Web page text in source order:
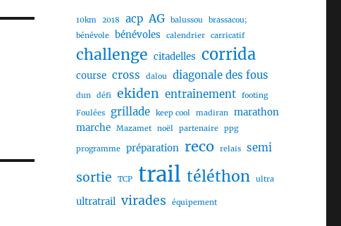
10km 2018 acp AG balussou
brassacou;
bénévole
bénévoles calendrier carricatif
challenge citadelles corrida
course cross dalou diagonale des fous
dun défi ekiden entrainement
footing
Foulées
grillade keep cool madiran
marathon
marche
Mazamet noël partenaire ppg
programme préparation reco relais semi
sortie TCP trail téléthon ultra
ultratrail virades équipement